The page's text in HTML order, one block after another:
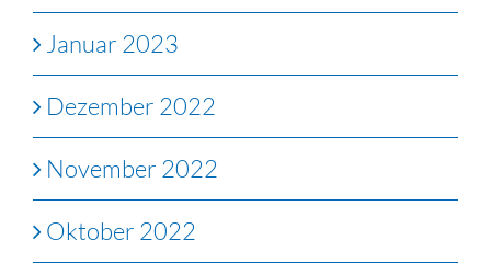
Januar 2023
Dezember 2022
November 2022
Oktober 2022